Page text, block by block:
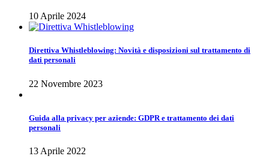
10 Aprile 2024
Direttiva Whistleblowing: Novità e disposizioni sul trattamento di
dati personali
22 Novembre 2023
Guida alla privacy per aziende: GDPR e trattamento dei dati
personali
13 Aprile 2022